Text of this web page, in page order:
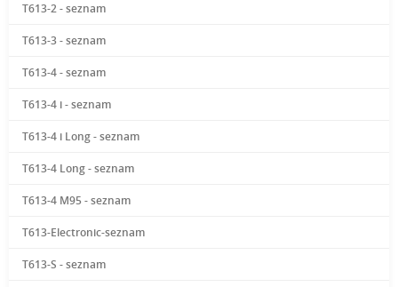
T613-2 - seznam
T613-3 - seznam
T613-4 - seznam
T613-4 i - seznam
T613-4 i Long - seznam
T613-4 Long - seznam
T613-4 M95 - seznam
T613-Electronic-seznam
T613-S - seznam